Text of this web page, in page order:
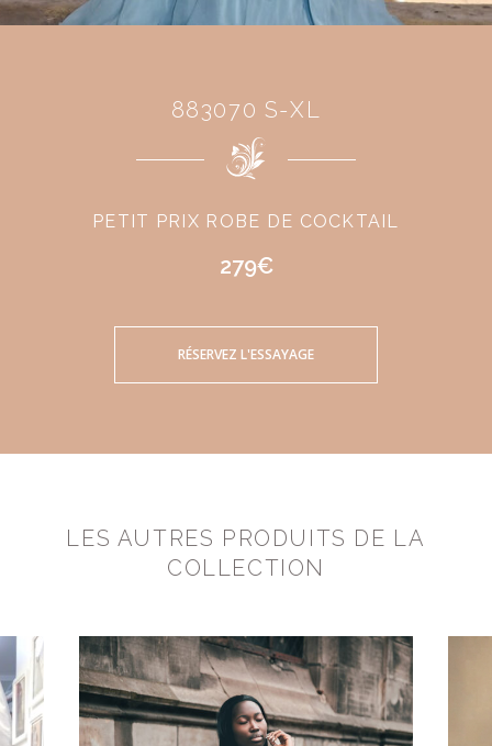
883070 S-XL
PETIT PRIX ROBE DE COCKTAIL
279€
RÉSERVEZ L'ESSAYAGE
LES AUTRES PRODUITS DE LA
COLLECTION